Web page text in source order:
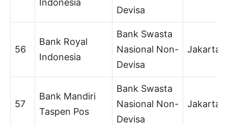
Indonesia
Devisa
56
Bank Royal
Indonesia
Bank Swasta
Nasional Non-
Devisa
Jakarta
57
Bank Mandiri
Taspen Pos
Bank Swasta
Nasional Non-
Devisa
Jakarta